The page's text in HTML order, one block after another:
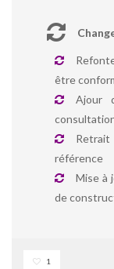
être
Ajour
référence
Mise à
de
1